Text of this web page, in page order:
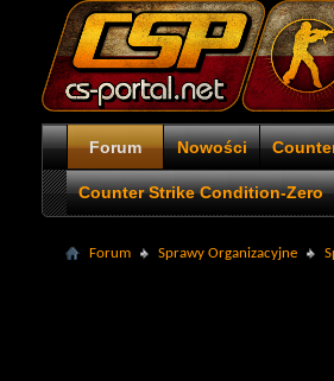
Forum Nowości
Counter Strike Condition-Zero
Forum Sprawy Organizacyjne